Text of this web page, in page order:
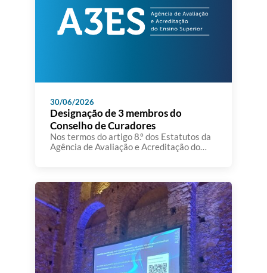
qualidade […]
30/06/2026
Designação de 3 membros do
Conselho de Curadores
Nos termos do artigo 8.º dos Estatutos da
Agência de Avaliação e Acreditação do
daConstituição, o Conselho de Ministros
resolve designar, sob proposta do Ministro
da Educação, Ciência e Inovação, como
membros do conselho de curadores […]